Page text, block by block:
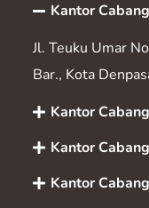
Kantor
Jl. Teuku Umar
Bar., Kota
Kantor
Kantor
Kantor